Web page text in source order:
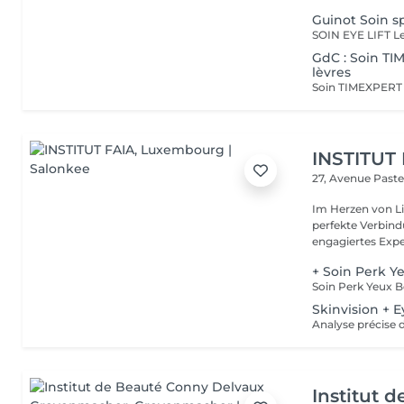
Guinot Soin
GdC : Soin
lèvres
INSTITUT
27, Avenue
Im Herzen von
perfekte
engagiertes
+ Soin Perk
Skinvision +
Institut